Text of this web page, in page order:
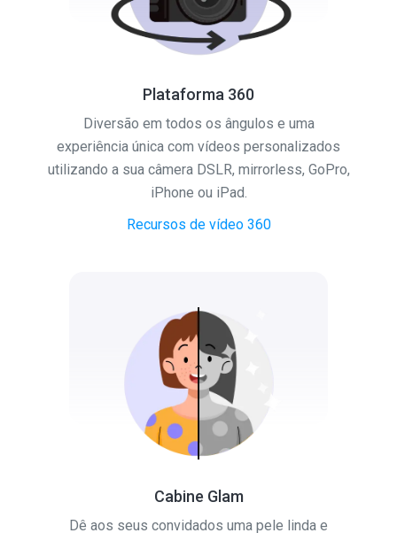
Plataforma 360
Diversão em todos os ângulos e uma
experiência única com vídeos personalizados
utilizando a sua câmera DSLR, mirrorless, GoPro,
iPhone ou iPad.
Recursos de vídeo 360
Cabine Glam
Dê aos seus convidados uma pele linda e